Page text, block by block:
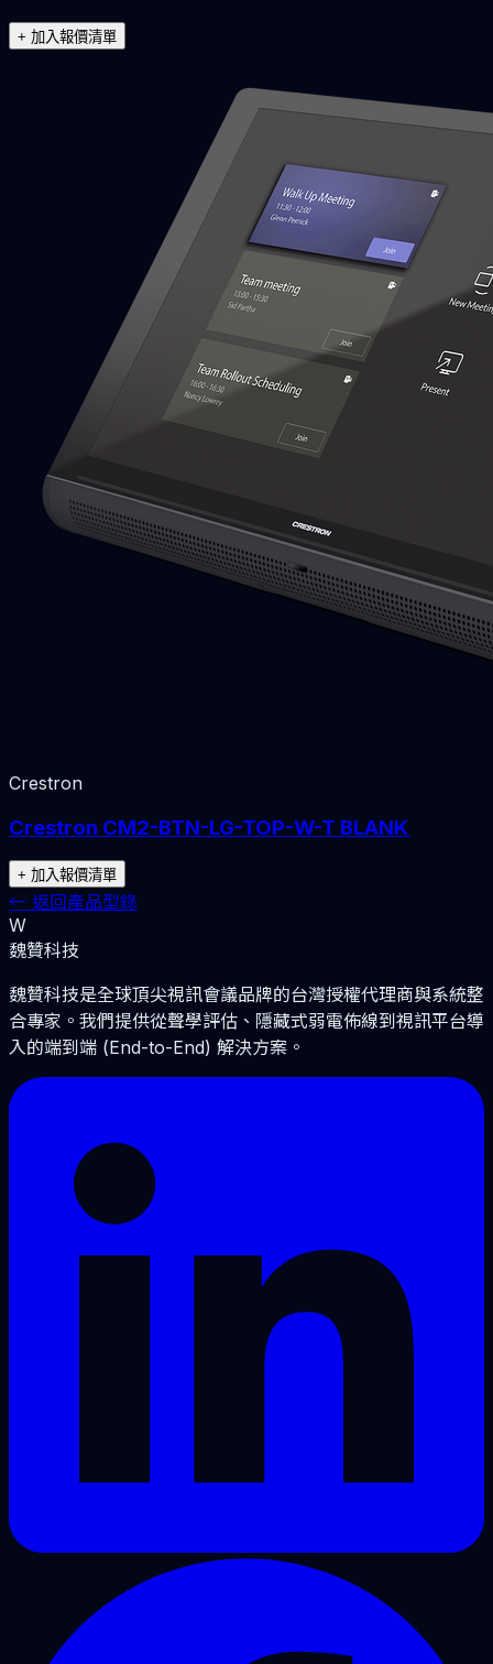
+ 加入報價清單
Crestron
Crestron CM2-BTN-LG-TOP-W-T BLANK
+ 加入報價清單
← 返回產品型錄
W
魏贊科技
魏贊科技是全球頂尖視訊會議品牌的台灣授權代理商與系統整
合專家。我們提供從聲學評估、隱藏式弱電佈線到視訊平台導
入的端到端 (End-to-End) 解決方案。